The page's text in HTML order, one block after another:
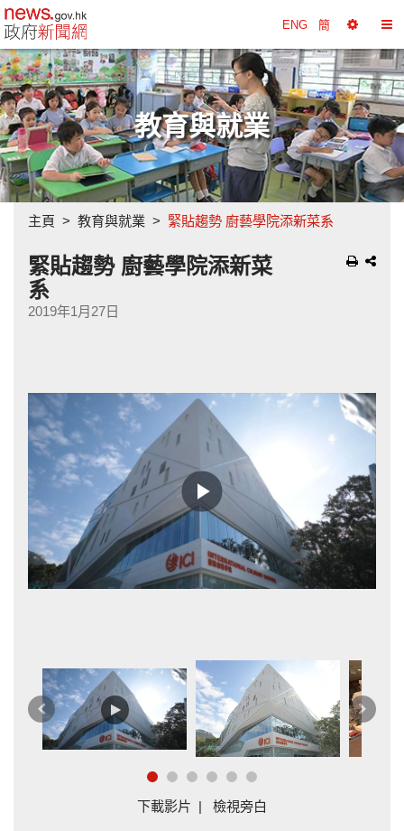
政府新聞網主頁 ENG 簡
擇
工
具
換
目
錄
教育與就業
主頁 教育與就業 緊貼趨勢 廚藝學院添新菜系
緊貼趨勢 廚藝學院添新菜
系
2019年1月27日
Play
Video
下
一
上
一
篇
下載影片 | 檢視旁白